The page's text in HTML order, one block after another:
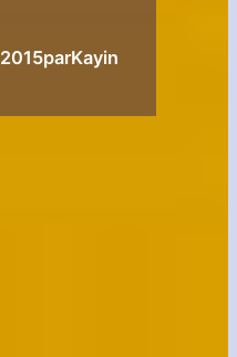
parKayin